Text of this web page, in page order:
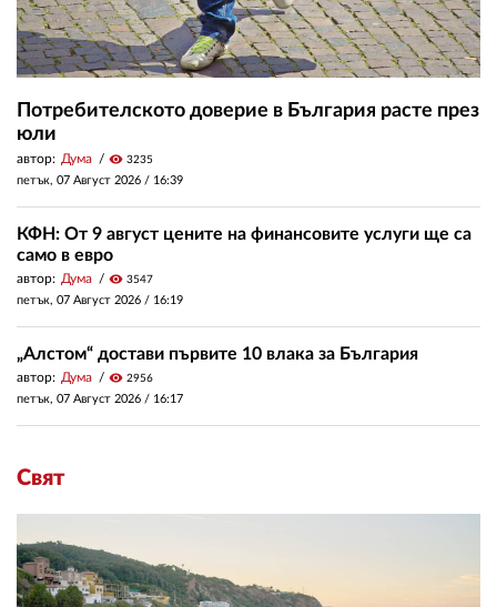
Потребителското доверие в България расте през
юли
автор: Дума visibility 3235
петък, 07 Август 2026 / 16:39
КФН: От 9 август цените на финансовите услуги ще са
само в евро
автор: Дума visibility 3547
петък, 07 Август 2026 / 16:19
„Алстом“ достави първите 10 влака за България
автор: Дума visibility 2956
петък, 07 Август 2026 / 16:17
Свят